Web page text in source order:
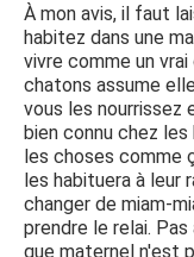
À mon avis, il faut
habitez dans une
vivre comme un
chatons assume
vous les nourrissez
bien connu chez
les choses comme
les habituera à leur
changer de miam-
prendre le relai.
que maternel n'est